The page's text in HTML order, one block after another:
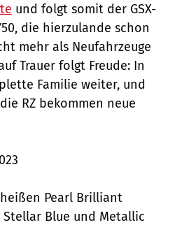
und folgt somit der GSX-
die hierzulande schon
mehr als Neufahrzeuge
Trauer folgt Freude: In
Familie weiter, und
RZ bekommen neue
Pearl Brilliant
Blue und Metallic